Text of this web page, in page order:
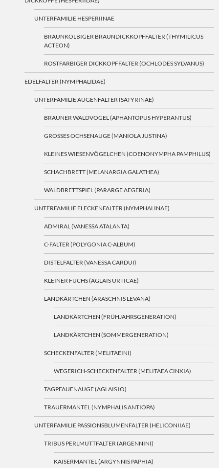
UNTERFAMILIE HESPERIINAE
BRAUNKOLBIGER BRAUNDICKKOPFFALTER (THYMILICUS
ACTEON)
ROSTFARBIGER DICKKOPFFALTER (OCHLODES SYLVANUS)
EDELFALTER (NYMPHALIDAE)
UNTERFAMILIE AUGENFALTER (SATYRINAE)
BRAUNER WALDVOGEL (APHANTOPUS HYPERANTUS)
GROSSES OCHSENAUGE (MANIOLA JUSTINA)
KLEINES WIESENVÖGELCHEN (COENONYMPHA PAMPHILUS)
SCHACHBRETT (MELANARGIA GALATHEA)
WALDBRETTSPIEL (PARARGE AEGERIA)
UNTERFAMILIE FLECKENFALTER (NYMPHALINAE)
ADMIRAL (VANESSA ATALANTA)
C-FALTER (POLYGONIA C-ALBUM)
DISTELFALTER (VANESSA CARDUI)
KLEINER FUCHS (AGLAIS URTICAE)
LANDKÄRTCHEN (ARASCHNIS LEVANA)
LANDKÄRTCHEN (FRÜHJAHRSGENERATION)
LANDKÄRTCHEN (SOMMERGENERATION)
SCHECKENFALTER (MELITAEINI)
WEGERICH-SCHECKENFALTER (MELITAEA CINXIA)
TAGPFAUENAUGE (AGLAIS IO)
TRAUERMANTEL (NYMPHALIS ANTIOPA)
UNTERFAMILIE PASSIONSBLUMENFALTER (HELICONIIAE)
TRIBUS PERLMUTTFALTER (ARGENNINI)
KAISERMANTEL (ARGYNNIS PAPHIA)